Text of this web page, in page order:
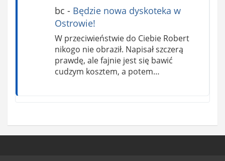
bc - Będzie nowa dyskoteka w
Ostrowie!
W przeciwieństwie do Ciebie Robert
nikogo nie obraził. Napisał szczerą
prawdę, ale fajnie jest się bawić
cudzym kosztem, a potem…